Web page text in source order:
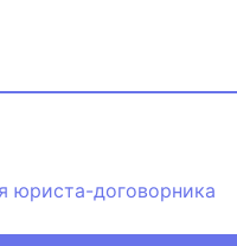
юриста-договорника